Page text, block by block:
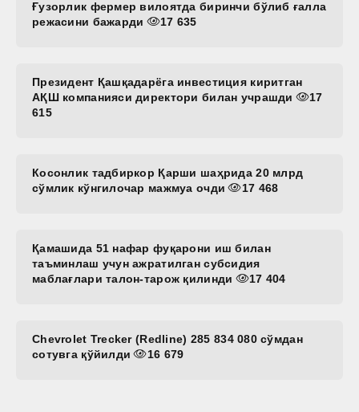
Ғузорлик фермер вилоятда биринчи бўлиб ғалла
режасини бажарди
17 635
Президент Қашқадарёга инвестиция киритган
АҚШ компанияси директори билан учрашди
17
615
Косонлик тадбиркор Қарши шаҳрида 20 млрд
сўмлик кўнгилочар мажмуа очди
17 468
Қамашида 51 нафар фуқарони иш билан
таъминлаш учун ажратилган субсидия
маблағлари талон-тарож қилинди
17 404
Chevrolet Trecker (Redline) 285 834 080 сўмдан
сотувга қўйилди
16 679